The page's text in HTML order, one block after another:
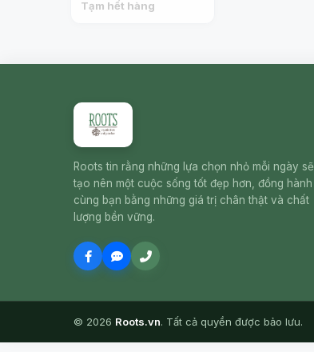
Dumplings, 12 Cái
Tạm hết hàng
Roots tin rằng những lựa chọn nhỏ mỗi ngày sẽ
tạo nên một cuộc sống tốt đẹp hơn, đồng hành
cùng bạn bằng những giá trị chân thật và chất
lượng bền vững.
© 2026 Roots.vn. Tất cả quyền được bảo lưu.